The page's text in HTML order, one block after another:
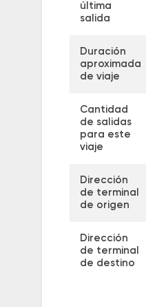
última
salida
Duración
aproximada
de viaje
Cantidad
de salidas
para este
viaje
Dirección
de terminal
de origen
Dirección
de terminal
de destino